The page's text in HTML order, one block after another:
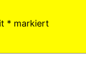
* markiert